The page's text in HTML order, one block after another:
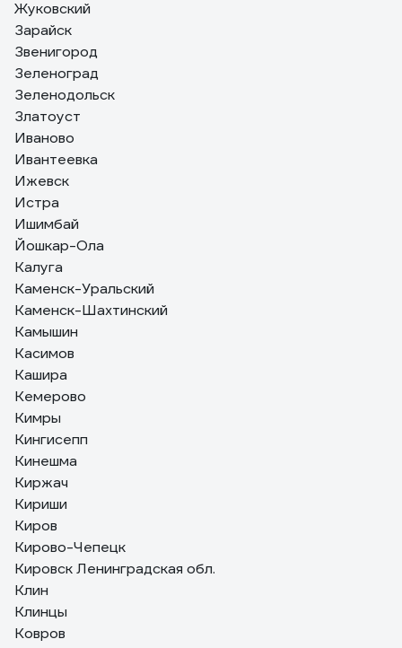
Жуковский
Зарайск
Звенигород
Зеленоград
Зеленодольск
Златоуст
Иваново
Ивантеевка
Ижевск
Истра
Ишимбай
Йошкар-Ола
Калуга
Каменск-Уральский
Каменск-Шахтинский
Камышин
Касимов
Кашира
Кемерово
Кимры
Кингисепп
Кинешма
Киржач
Кириши
Киров
Кирово-Чепецк
Кировск Ленинградская обл.
Клин
Клинцы
Ковров